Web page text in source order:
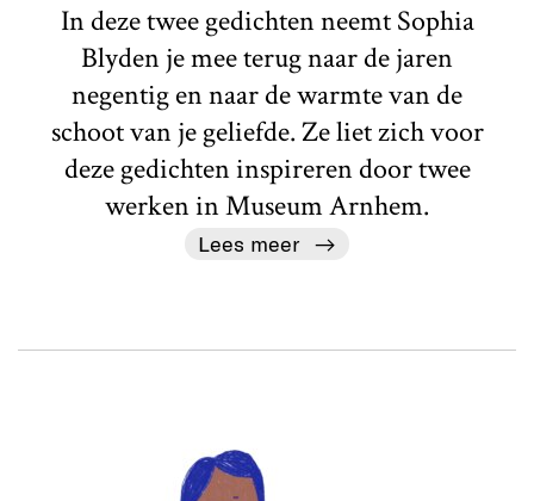
In deze twee gedichten neemt Sophia
Blyden je mee terug naar de jaren
negentig en naar de warmte van de
schoot van je geliefde. Ze liet zich voor
deze gedichten inspireren door twee
werken in Museum Arnhem.
Lees meer